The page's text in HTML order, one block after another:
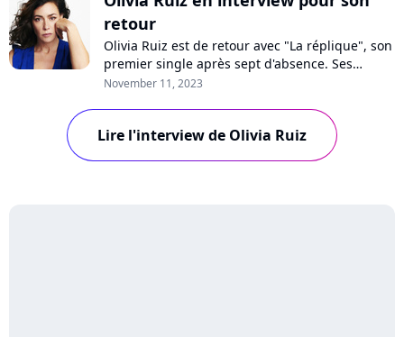
retour
Olivia Ruiz est de retour avec "La réplique", son
premier single après sept d'absence. Ses
romans à succès, son nouvel album, son
Academy"... Interview avec l'artiste !
November 11, 2023
Lire l'interview de Olivia Ruiz